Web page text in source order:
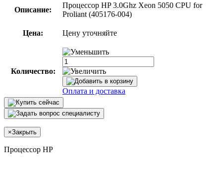
Описание:
Процессор HP 3.0Ghz Xeon 5050 CPU for
Proliant (405176-004)
Цена: Цену уточняйте
Количество:
Оплата и доставка
×Закрыть
Процессор HP